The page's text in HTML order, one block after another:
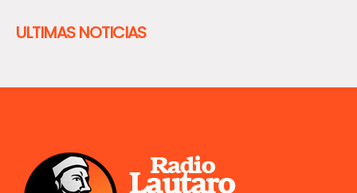
ULTIMAS NOTICIAS